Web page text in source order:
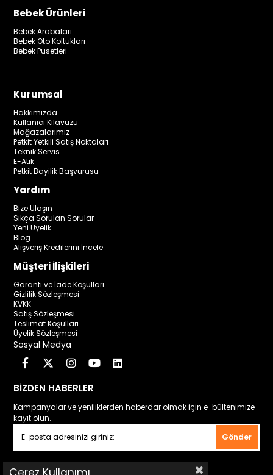
Bebek Ürünleri
Bebek Arabaları
Bebek Oto Koltukları
Bebek Pusetleri
Kurumsal
Hakkımızda
Kullanıcı Kılavuzu
Mağazalarımız
Petkit Yetkili Satış Noktaları
Teknik Servis
E-Atık
Petkit Bayilik Başvurusu
Yardım
Bize Ulaşın
Sıkça Sorulan Sorular
Yeni Üyelik
Blog
Alışveriş Kredilerini İncele
Müşteri İlişkileri
Garanti ve İade Koşulları
Gizlilik Sözleşmesi
KVKK
Satış Sözleşmesi
Teslimat Koşulları
Üyelik Sözleşmesi
Sosyal Medya
BİZDEN HABERLER
Kampanyalar ve yeniliklerden haberdar olmak için e-bültenimize
kayıt olun.
Gönder